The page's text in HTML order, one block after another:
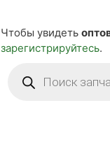
Чтобы увидеть
зарегистрируйтесь.
товаров